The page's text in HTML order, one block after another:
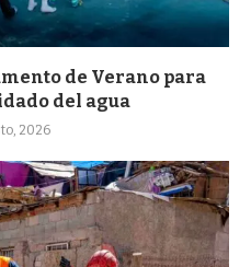
de Verano para
del agua
2026